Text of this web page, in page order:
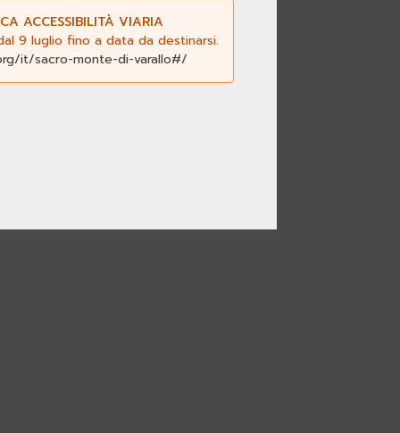
ACCESSIBILITÀ VIARIA
9 luglio fino a data da destinarsi.
it/sacro-monte-di-varallo#/